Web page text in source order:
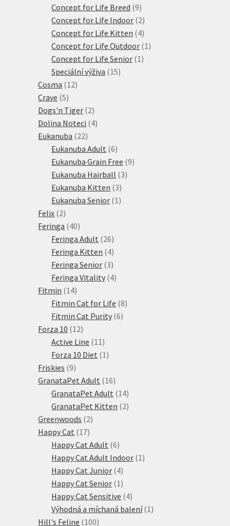
produkty
Concept for Life Breed 99
produktů
Concept for Life Indoor 22
produkty
Concept for Life Kitten 44
produkty
Concept for Life Outdoor 1 1
Concept for Life Senior 1 1
Speciální výživa 1515
Cosma 1212
Crave 55
produktů
Dogs'n Tiger 22
produkty
Dolina Noteci 44
Eukanuba 2222
produktů
Eukanuba Adult 66
produktů
Eukanuba Grain Free 99
Eukanuba Hairball 33
Eukanuba Kitten 33
produkty
Eukanuba Senior 1 1
Felix 22
produkty
Feringa 4040
produktů
Feringa Adult 2626
produktů
Feringa Kitten 44
produkty
Feringa Senior 33
produkty
Feringa Vitality 44
Fitmin 1414
produktů
Fitmin Cat for Life 88
Fitmin Cat Purity 66
Forza 10 1212
produktů
Active Line 11 11
produktů
Forza 10 Diet 1 1
Friskies 99
produktů
GranataPet Adult 1616
produktů
GranataPet Adult 1414
produktů
GranataPet Kitten 22
Greenwoods 22
Happy Cat 1717
produktů
Happy Cat Adult 66
produktů
Happy Cat Adult Indoor 1 1
Happy Cat Junior 44
produkty
Happy Cat Senior 1 1
produkt
Happy Cat Sensitive 44
produkty
Výhodná a míchaná balení 1 1
Hill's Feline 100100